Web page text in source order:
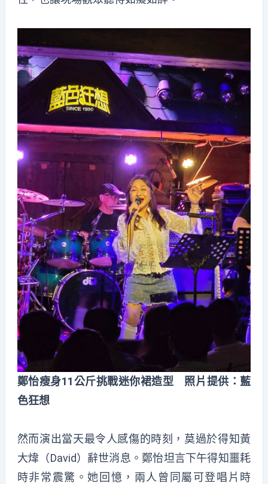
鄭怡瘦身11公斤挑戰迷你裙造型 照片提供：藍
色狂想
然而演出當天最令人感傷的時刻，莫過於得知黃
大煒（David）辭世消息。鄭怡坦言下午得知噩耗
時非常震驚。她回憶，兩人曾同屬可登唱片時